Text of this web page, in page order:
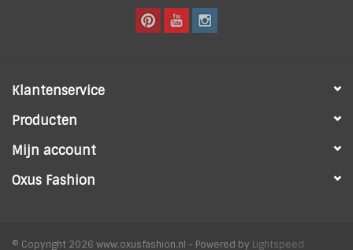
Klantenservice
Producten
Mijn account
Oxus Fashion
© Copyright 2026 www.oxusfashion.nl - Powered by Lightspeed